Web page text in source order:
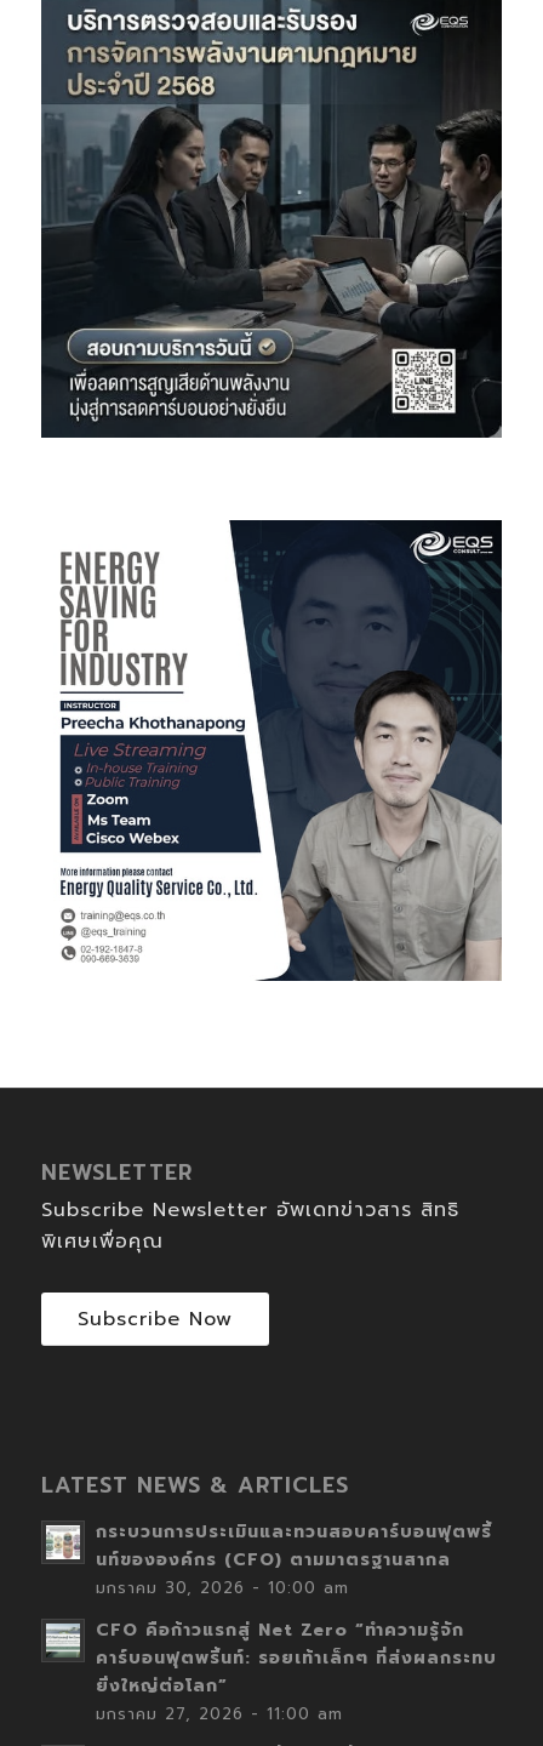
NEWSLETTER
Subscribe Newsletter อัพเดทข่าวสาร สิทธิ
พิเศษเพื่อคุณ
Subscribe Now
LATEST NEWS & ARTICLES
กระบวนการประเมินและทวนสอบคาร์บอนฟุตพริ้
นท์ขององค์กร (CFO) ตามมาตรฐานสากล
มกราคม 30, 2026 - 10:00 am
CFO คือก้าวแรกสู่ Net Zero “ทำความรู้จัก
คาร์บอนฟุตพริ้นท์: รอยเท้าเล็กๆ ที่ส่งผลกระทบ
ยิ่งใหญ่ต่อโลก”
มกราคม 27, 2026 - 11:00 am